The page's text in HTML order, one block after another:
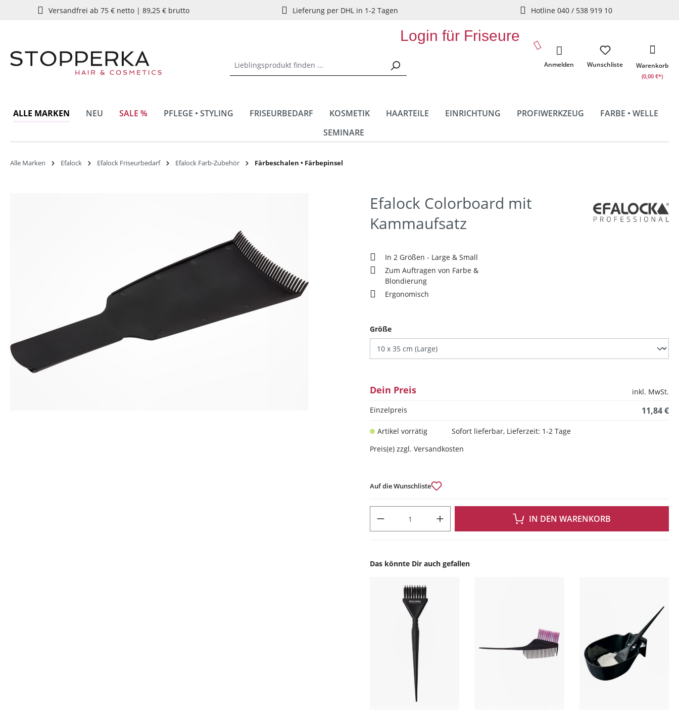
Zur Hauptnavigation springen
Versandfrei ab 75 € netto | 89,25 € brutto Lieferung per DHL in 1-2 Tagen Hotline 040 / 538 919 10
Login für Friseure
Wunschliste
Anmelden Warenkorb
(0,00 €*)
ALLE MARKEN NEU SALE % PFLEGE • STYLING FRISEURBEDARF KOSMETIK HAARTEILE EINRICHTUNG PROFIWERKZEUG
FARBE • WELLE
SEMINARE
Alle Marken Efalock Efalock Friseurbedarf Efalock Farb-Zubehör Färbeschalen • Färbepinsel
Efalock Colorboard mit
Kammaufsatz
In 2 Größen - Large & Small
Zum Auftragen von Farbe &
Blondierung
Ergonomisch
Größeauswählen
Dein Preis
inkl. MwSt.
Einzelpreis
11,84 €
Artikel vorrätig
Sofort lieferbar, Lieferzeit: 1-2 Tage
Preis(e) zzgl. Versandkosten
Auf die Wunschliste
IN DEN WARENKORB
Das könnte Dir auch gefallen